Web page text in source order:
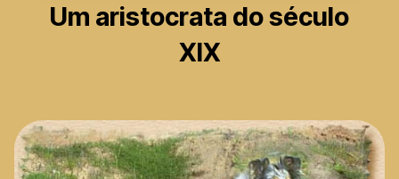
Um aristocrata do século
XIX